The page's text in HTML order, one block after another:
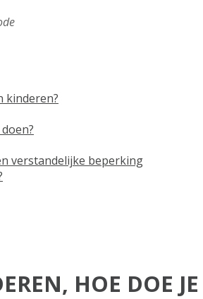
kinderen?
verstandelijke beperking
HOE DOE